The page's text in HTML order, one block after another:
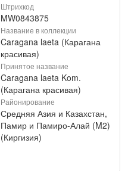
Штрихкод
MW0843875
Название в коллекции
Caragana laeta (Карагана
красивая)
Принятое название
Caragana laeta Kom.
(Карагана красивая)
Районирование
Средняя Азия и Казахстан,
Памир и Памиро-Алай (M2)
(Киргизия)